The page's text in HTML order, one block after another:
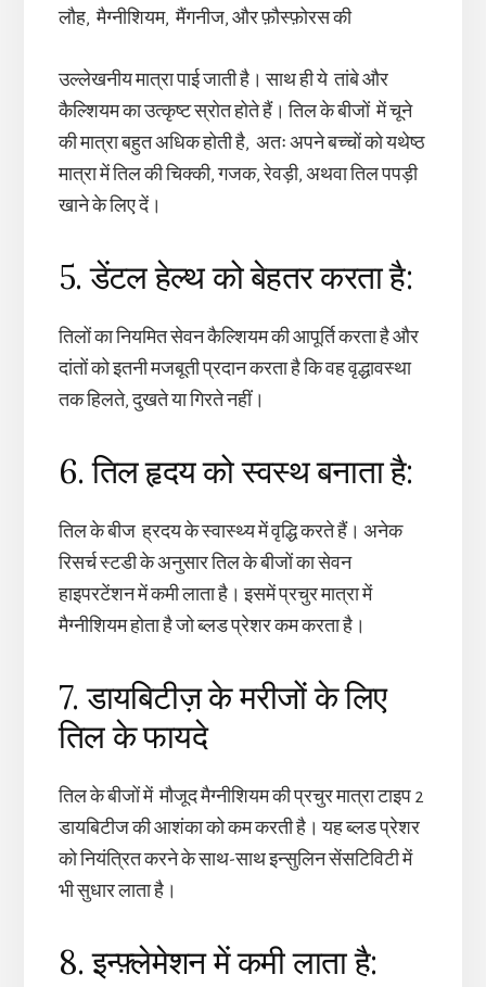
लौह, मैग्नीशियम, मैंगनीज, और फ़ौस्फ़ोरस की
उल्लेखनीय मात्रा पाई जाती है। साथ ही ये तांबे और
कैल्शियम का उत्कृष्ट स्रोत होते हैं। तिल के बीजों में चूने
की मात्रा बहुत अधिक होती है, अतः अपने बच्चों को यथेष्ठ
मात्रा में तिल की चिक्की, गजक, रेवड़ी, अथवा तिल पपड़ी
खाने के लिए दें।
5. डेंटल हेल्थ को बेहतर करता है:
तिलों का नियमित सेवन कैल्शियम की आपूर्ति करता है और
दांतों को इतनी मजबूती प्रदान करता है कि वह वृद्धावस्था
तक हिलते, दुखते या गिरते नहीं।
6. तिल हृदय को स्वस्थ बनाता है:
तिल के बीज ह्रदय के स्वास्थ्य में वृद्धि करते हैं। अनेक
रिसर्च स्टडी के अनुसार तिल के बीजों का सेवन
हाइपरटेंशन में कमी लाता है। इसमें प्रचुर मात्रा में
मैग्नीशियम होता है जो ब्लड प्रेशर कम करता है।
7. डायबिटीज़ के मरीजों के लिए
तिल के फायदे
तिल के बीजों में मौजूद मैग्नीशियम की प्रचुर मात्रा टाइप 2
डायबिटीज की आशंका को कम करती है। यह ब्लड प्रेशर
को नियंत्रित करने के साथ-साथ इन्सुलिन सेंसटिविटी में
भी सुधार लाता है।
8. इन्फ़्लेमेशन में कमी लाता है: